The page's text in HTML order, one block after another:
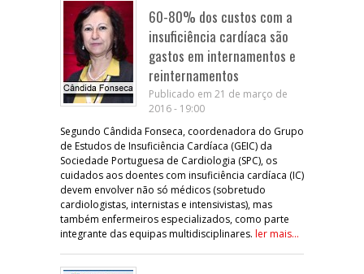
60-80% dos custos com a
insuficiência cardíaca são
gastos em internamentos e
reinternamentos
Publicado em 21 de março de
2016 - 19:00
Segundo Cândida Fonseca, coordenadora do Grupo
de Estudos de Insuficiência Cardíaca (GEIC) da
Sociedade Portuguesa de Cardiologia (SPC), os
cuidados aos doentes com insuficiência cardíaca (IC)
devem envolver não só médicos (sobretudo
cardiologistas, internistas e intensivistas), mas
também enfermeiros especializados, como parte
integrante das equipas multidisciplinares. ler mais...